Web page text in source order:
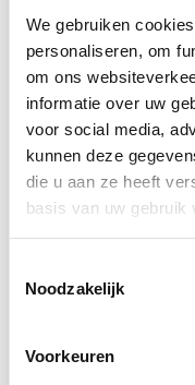
We gebruiken
personaliseren, om
om ons
informatie over uw
voor social media,
kunnen deze
die u aan ze heeft
basis van uw gebruik
Noodzakelijk
Voorkeuren
12 SEO tips
naar je
antwoorden,
Lees verder